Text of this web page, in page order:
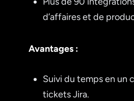
d’affaires et de
Avantages :
Suivi du temps en un
tickets Jira.